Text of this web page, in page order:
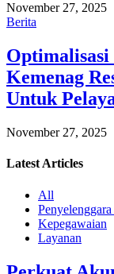
November 27, 2025
Berita
Optimalisasi
Kemenag
Untuk
November 27, 2025
Latest Articles
All
Kepegawaian
Layanan